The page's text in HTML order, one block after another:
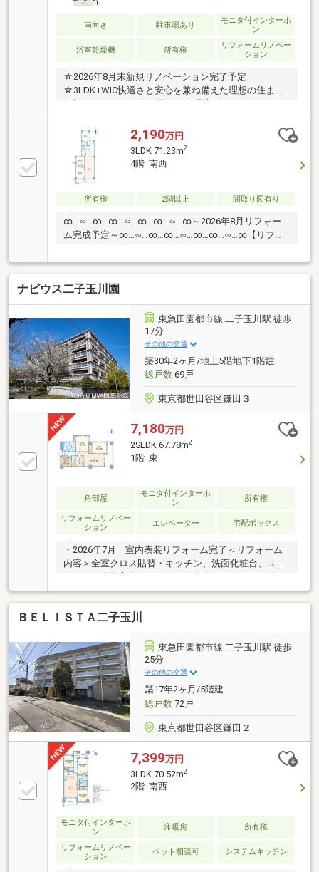
1100m／宮前平中学校 約1400m・いなげや川崎土橋店
約800m／成城石井宮前平店 約1400m空室につき即内
覧可！リノベ済×広さ×角部屋、是非ご覧ください
南向き 駐車場あり
モニタ付インターホ
ン
浴室乾燥機 所有権
リフォームリノベー
ション
☆2026年8月末新規リノベーション完了予定
☆3LDK+WIC快適さと安心を兼ね備えた理想の住まい♪
完成前でもご見学できます！メーカー、仕様、色合
い、細かくご説明いたします【内装リノベーション箇
所一覧】・システムキッチン 食洗機・浄水器付き・
ユニットバス 換気乾燥暖房機付き・洗面化粧台・ト
イレ 節水・温水洗浄・建具・フローリング、フロア
タイル貼替・クロス貼替 など・給湯器 等
2,190万円
3LDK 71.23m2
4階 南西
所有権 2階以上 間取り図有り
∞…∽…∞…∞…∽…∞…∞…∽…∞～2026年8月リフォー
ム完成予定～∞…∽…∞…∞…∽…∞…∞…∽…∞【リフォ
替え〇キッチン交換〇浴室交換〇洗面台交換〇トイレ
交換〇建具交換〇ハウスクリーニングetc...【周辺環
境】〇フジ南平台まで徒歩7分（約550m）〇ファミリ
ーマート宮前犬蔵1丁目店まで徒歩8分（約580m）〇
クリエイトSD川崎土橋店まで徒歩7分（約500m）〇鎌
田クリニック南平台まで徒歩6分（約480m）〇川崎市
宮前区役所まで徒歩12分（約900m）
ナビウス二子玉川園
東急田園都市線 二子玉川駅 徒歩
17分
その他の交通
築30年2ヶ月/地上5階地下1階建
総戸数69戸
東京都世田谷区鎌田３
7,180万円
2SLDK 67.78m2
1階 東
角部屋
モニタ付インターホ
ン
所有権
リフォームリノベー
ション
エレベーター 宅配ボックス
・2026年7月 室内表装リフォーム完了＜リフォーム
内容＞全室クロス貼替・キッチン、洗面化粧台、ユニ
ング等いつでも内見可能です。∽∽∽【アクセス】
∽∽∽東急田園都市線「二子玉川」駅徒歩17分
∽∽∽【物件ポイント】∽∽∽・バス便も利用可能～バ
ス乗車8分「世田谷総合高校前」下車徒歩2分～・1階
角住戸・1階ですが植栽が目隠しとなり気になりませ
ん・道路から離れたバルコニー配置で、防犯にも配
慮・TVモニター付きインターホン、オートロック、宅
配ボックス完備・東急建設(株)施工
ＢＥＬＩＳＴＡ二子玉川
東急田園都市線 二子玉川駅 徒歩
25分
その他の交通
築17年2ヶ月/5階建
総戸数72戸
東京都世田谷区鎌田２
7,399万円
3LDK 70.52m2
2階 南西
モニタ付インターホ
ン
床暖房 所有権
リフォームリノベー
ション
ペット相談可 システムキッチン